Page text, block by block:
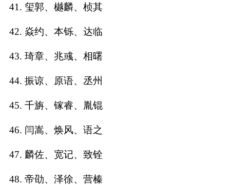
41. 玺郭、樾麟、桢其
42. 焱约、本铄、达临
43. 琦章、兆彧、相曙
44. 振谅、原语、丞州
45. 千旃、镓睿、胤锟
46. 闫嵩、焕风、语之
47. 麟佐、宽记、致铨
48. 帝劭、泽徐、营榛